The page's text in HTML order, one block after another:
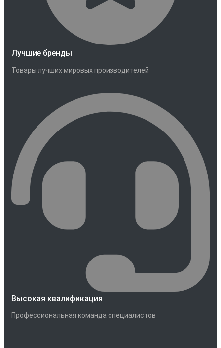
Лучшие бренды
Товары лучших мировых производителей
Высокая квалификация
Профессиональная команда специалистов